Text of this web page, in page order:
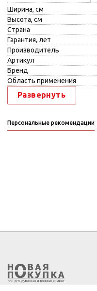
Ширина, см
Высота, см
Страна
Гарантия, лет
Производитель
Артикул
Бренд
Область применения
Развернуть
Персональные рекомендации